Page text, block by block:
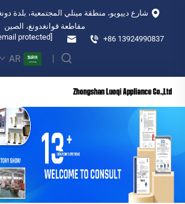
شارع دييويو، منطقة مينلي المجتمعية، بلدة
مقاطعة قوانغدونغ، الصين
+86 13924990837
AR